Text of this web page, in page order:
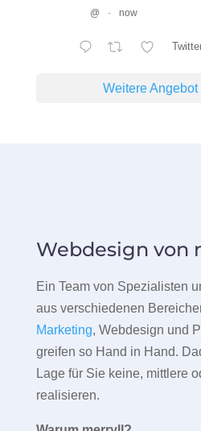
@ · now
Weitere Angebot
Webdesign von
Ein Team von Spezialisten
aus verschiedenen
Marketing, Webdesign und
greifen so Hand in Hand.
Lage für Sie keine, mittlere
realisieren.